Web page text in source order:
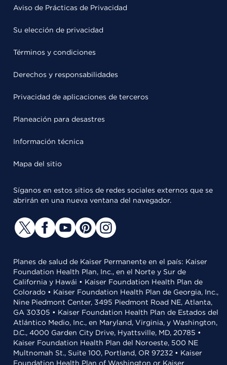
Aviso de Prácticas de Privacidad
Su elección de privacidad
Términos y condiciones
Derechos y responsabilidades
Privacidad de aplicaciones de terceros
Planeación para desastres
Información técnica
Mapa del sitio
Síganos en estos sitios de redes sociales externos que se
abrirán en una nueva ventana del navegador.
Planes de salud de Kaiser Permanente en el país: Kaiser
Foundation Health Plan, Inc., en el Norte y Sur de
California y Hawái • Kaiser Foundation Health Plan de
Colorado • Kaiser Foundation Health Plan de Georgia, Inc.,
Nine Piedmont Center, 3495 Piedmont Road NE, Atlanta,
GA 30305 • Kaiser Foundation Health Plan de Estados del
Atlántico Medio, Inc., en Maryland, Virginia, y Washington,
D.C., 4000 Garden City Drive, Hyattsville, MD, 20785 •
Kaiser Foundation Health Plan del Noroeste, 500 NE
Multnomah St., Suite 100, Portland, OR 97232 • Kaiser
Foundation Health Plan of Washington or Kaiser